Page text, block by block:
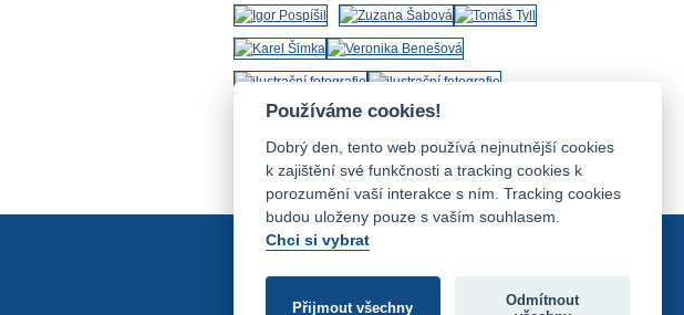
Používáme cookies!
Dobrý den, tento web používá nejnutnější cookies
k zajištění své funkčnosti a tracking cookies k
porozumění vaší interakce s ním. Tracking cookies
budou uloženy pouze s vaším souhlasem.
Chci si vybrat
Přijmout všechny
Odmítnout